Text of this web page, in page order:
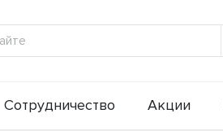
Сотрудничество Акции